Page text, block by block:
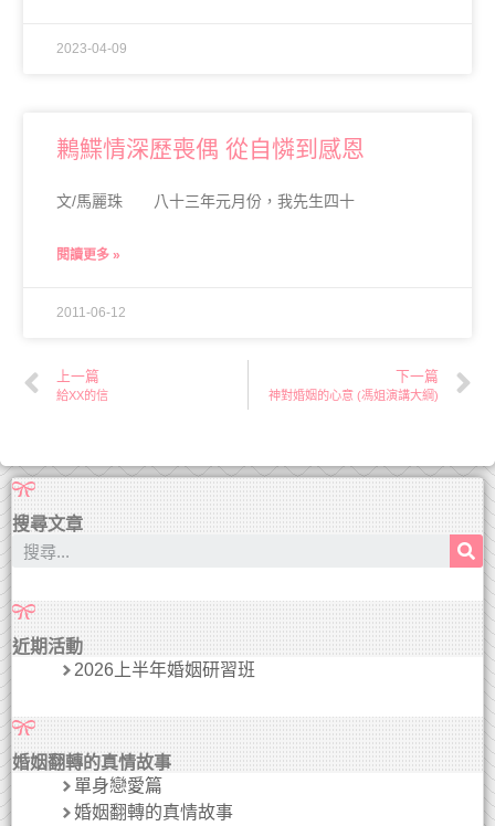
2023-04-09
鶼鰈情深歷喪偶 從自憐到感恩
文/馬麗珠 八十三年元月份，我先生四十
閱讀更多 »
2011-06-12
上一篇
給XX的信
下一篇
神對婚姻的心意 (馮姐演講大綱)
搜尋文章
近期活動
2026上半年婚姻研習班
婚姻翻轉的真情故事
單身戀愛篇
婚姻翻轉的真情故事